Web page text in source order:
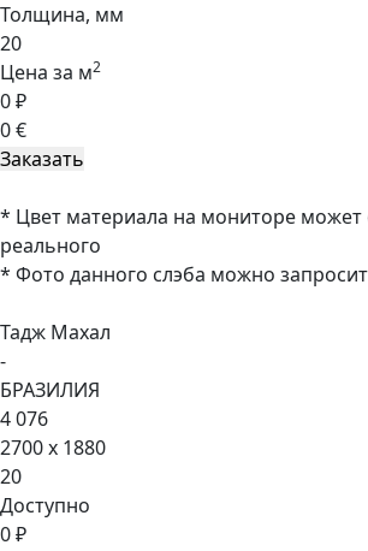
Толщина, мм
20
Цена за м2
0 ₽
0 €
* Цвет материала на мониторе может
реального
* Фото данного слэба можно
Тадж Махал
-
БРАЗИЛИЯ
4 076
2700 x 1880
20
Доступно
0 ₽